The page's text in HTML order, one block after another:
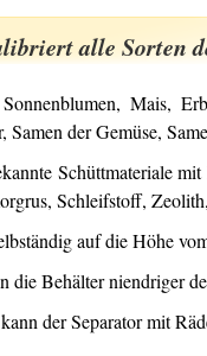
alle Sorten
Mais,
der Gemüse,
Schüttmateriale
Schleifstoff,
auf die Höhe
die Behälter niendriger
der Separator mit